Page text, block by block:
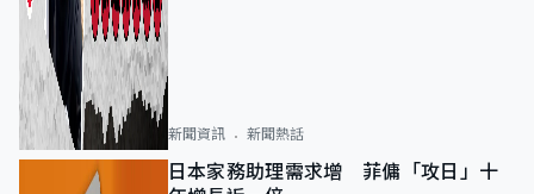
新聞資訊 新聞熱話
日本家務助理需求增 菲傭「攻日」十